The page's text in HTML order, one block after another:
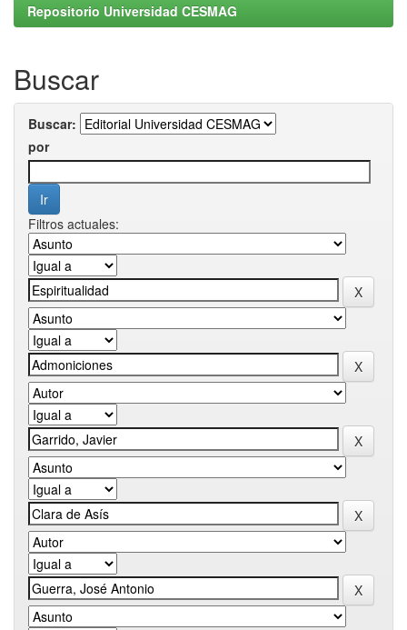
Repositorio Universidad CESMAG
Buscar
Buscar:
por
Filtros actuales: